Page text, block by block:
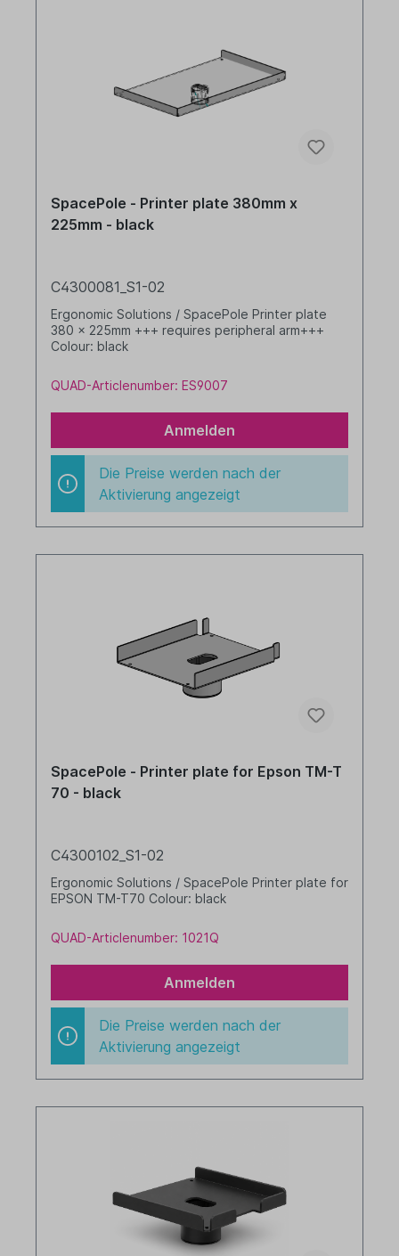
SpacePole - Printer plate 380mm x
225mm - black
C4300081_S1-02
Ergonomic Solutions / SpacePole Printer plate
380 x 225mm +++ requires peripheral arm+++
Colour: black
QUAD-Articlenumber: ES9007
Anmelden
Die Preise werden nach der
Aktivierung angezeigt
SpacePole - Printer plate for Epson TM-T
70 - black
C4300102_S1-02
Ergonomic Solutions / SpacePole Printer plate for
EPSON TM-T70 Colour: black
QUAD-Articlenumber: 1021Q
Anmelden
Die Preise werden nach der
Aktivierung angezeigt